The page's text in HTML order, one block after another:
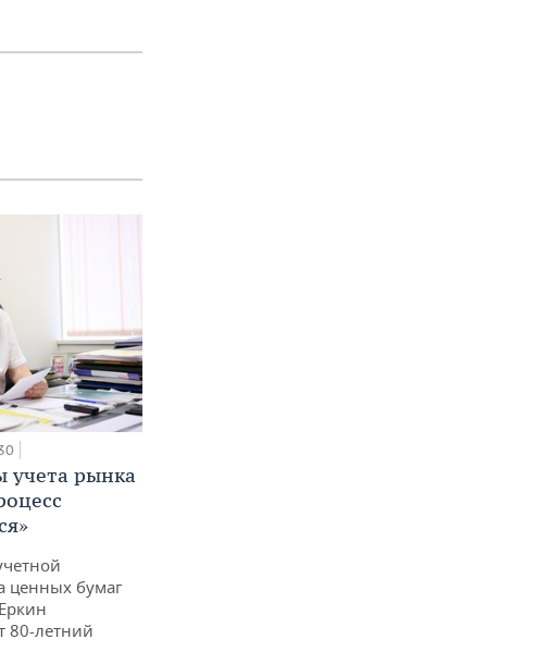
учета рынка
ценных бумаг
80-летний